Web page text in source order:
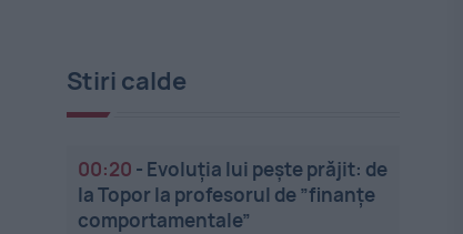
Stiri calde
00:20 - Evoluția lui pește prăjit: de
la Topor la profesorul de ”finanțe
comportamentale”